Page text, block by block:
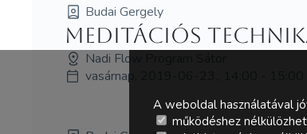
Budai Gergely
Meditációs
Nadi Flow Program Sátor
vasárnap, 2019-06-23., 14:00 - 15:00
A weboldal használatával
működéshez